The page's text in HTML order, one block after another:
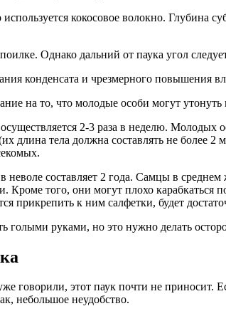
кокосовое волокно. Глубина
Однако дальний от паука угол
конденсата и чрезмерного повышения
на то, что молодые особи могут утонуть
2-3 раза в неделю.
длина тела должна составлять не более
неволе составляет 2 года. Самцы в
Кроме того, они могут плохо карабкаться
прикрепить к ним салфетки, будет
голыми руками, но это нужно делать
говорили, этот паук почти не приносит.
небольшое неудобство.